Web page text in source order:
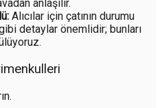
anlaşılır.
Alıcılar için çatının durumu
detaylar önemlidir; bunları